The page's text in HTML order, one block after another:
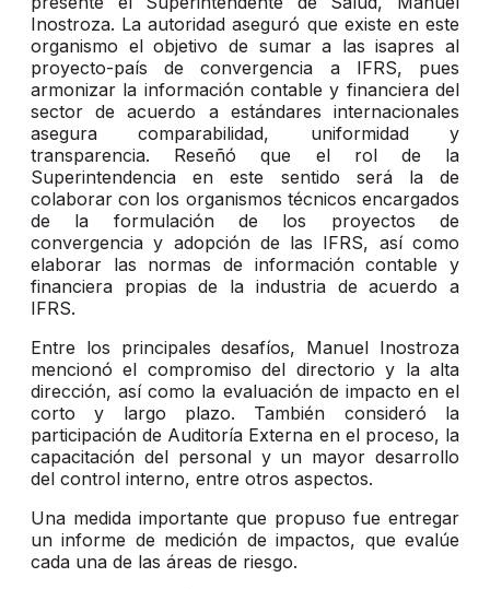
Inostroza. La autoridad aseguró que existe en este
organismo el objetivo de sumar a las isapres al
proyecto-país de convergencia a IFRS, pues
armonizar la información contable y financiera del
sector de acuerdo a estándares internacionales
asegura comparabilidad, uniformidad y
transparencia. Reseñó que el rol de la
Superintendencia en este sentido será la de
colaborar con los organismos técnicos encargados
de la formulación de los proyectos de
convergencia y adopción de las IFRS, así como
elaborar las normas de información contable y
financiera propias de la industria de acuerdo a
IFRS.
Entre los principales desafíos, Manuel Inostroza
mencionó el compromiso del directorio y la alta
dirección, así como la evaluación de impacto en el
corto y largo plazo. También consideró la
participación de Auditoría Externa en el proceso, la
capacitación del personal y un mayor desarrollo
del control interno, entre otros aspectos.
Una medida importante que propuso fue entregar
un informe de medición de impactos, que evalúe
cada una de las áreas de riesgo.